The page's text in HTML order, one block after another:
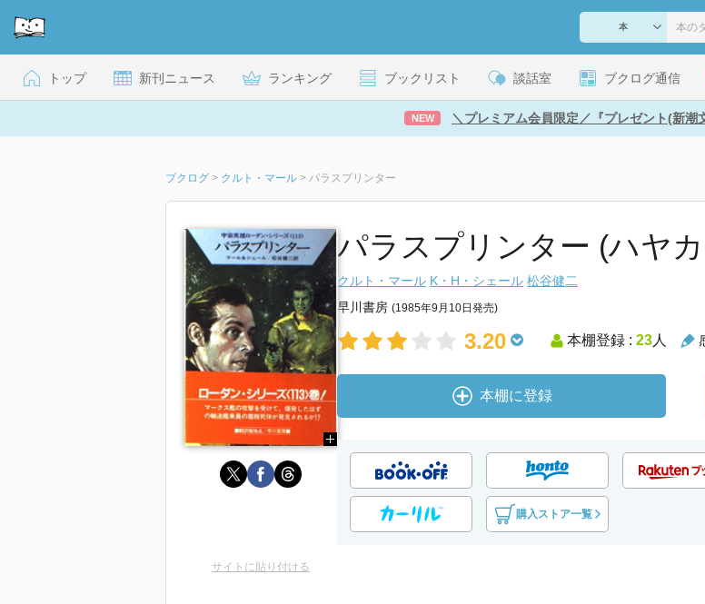
トップ 新刊ニュース ランキング ブックリスト 談話室 ブクログ通信
NEW ＼プレミアム会員限定／『プレゼント(新潮
ブクログ > クルト・マール > パラスプリンター
パラスプリンター (ハヤ
クルト・マール K・H・シェール 松谷健二
早川書房 (1985年9月10日発売)
3.20 本棚登録 : 23人
本棚に登録
購入ストア一覧
サイトに貼り付ける